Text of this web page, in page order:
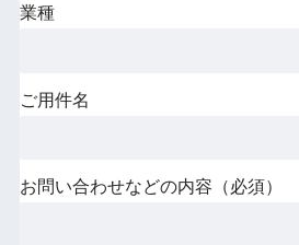
業種
ご用件名
お問い合わせなどの内容（必須）